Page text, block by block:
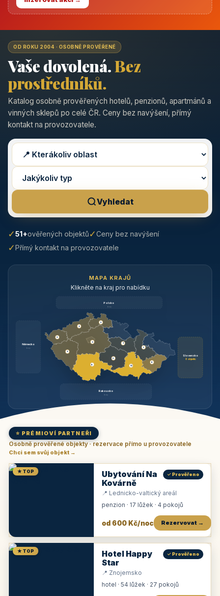
OD ROKU 2004 · OSOBNĚ PROVĚŘENÉ
Vaše dovolená.Bez
prostředníků.
Katalog osobně prověřených hotelů, penzionů, apartmánů a
vinných sklepů po celé ČR. Ceny bez navýšení, přímý
kontakt na provozovatele.
Vyhledat
✓51+ověřených objektů✓Ceny bez navýšení
✓Přímý kontakt na provozovatele
MAPA KRAJŮ
Klikněte na kraj pro nabídku
Polsko
brzy
Německo
brzy
Slovensko
6 objektů
Rakousko
brzy
3
9
3
3
3
3
1
2
11
1
6
⭐ PRÉMIOVÍ PARTNEŘI
Osobně prověřené objekty · rezervace přímo u provozovatele
Chci sem svůj objekt →
★ TOP
Ubytování Na
Kovárně
✓ Prověřeno
📍 Lednicko-valtický areál
penzion · 17 lůžek · 4 pokojů
od 600 Kč/noc Rezervovat →
★ TOP
Hotel Happy
Star
✓ Prověřeno
📍 Znojemsko
hotel · 54 lůžek · 27 pokojů